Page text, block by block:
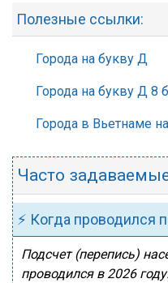
Полезные ссылки:
Города на букву Д
Города на букву Д 8
Города в Вьетнаме
Часто
⚡ Когда проводился
Подсчет (перепись)
проводился в 2026 году.